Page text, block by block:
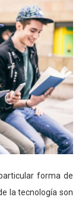
forma de
la tecnología son